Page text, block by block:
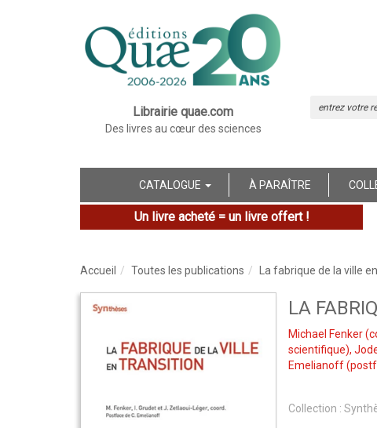
Librairie quae.com
Des livres au cœur des sciences
CATALOGUE À PARAÎTRE
Un livre acheté = un livre offert !
Accueil Toutes les publications La fabrique de la ville
LA
Michael Fenker
scientifique),
Emelianoff
Collection :